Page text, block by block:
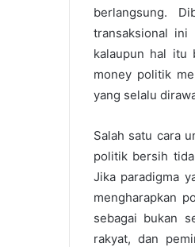
berlangsung.
transaksional ini
kalaupun hal itu
money politik
yang selalu
Salah satu cara
politik bersih
Jika paradigma
mengharapkan
sebagai bukan
rakyat, dan